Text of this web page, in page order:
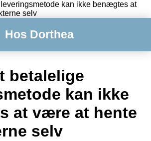
kan ikke benægtes at
selv
Hos Dorthea
betalelige
kan ikke
at være at hente
selv